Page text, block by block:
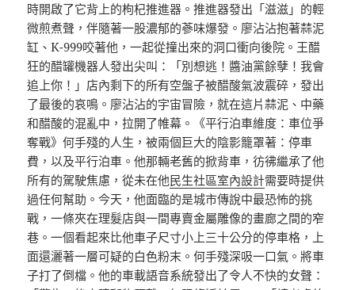
時開啟了它背上的枸杞推進器。推進器發出「滋滋」的輕
微煎煮聲，伴隨著一股濃郁的蔘味爆發。廖沾沾抱著蒜泥
缸、K-999咬著他，一起從撞出來的洞口衝向後院。王醋
狂的醋罐機器人發出尖叫：「別想逃！醬油黨餘孽！我會
追上你！」店內剩下的所有空盤子被醋酸氣波震碎，發出
了最後的哀鳴。廖沾沾的宇宙冒險，就在這片蒜泥、中藥
和醋酸的混亂中，拉開了帷幕。《平行泊車維度：車位爭
奪戰》何手殘的人生，被兩個巨大的陰影籠罩著：停車
費，以及平行泊車。他那輛老舊的掀背車，彷彿繼承了他
所有的駕駛焦慮，從未在他民生社區室內設計需要時提供
過任何幫助。今天，他面臨的是城市傳說中最恐怖的挑
戰，一條夾在理髮店與一間專賣金屬雕像的畫廊之間的窄
巷。一個看起來比他車子尺寸小上三十公分的停車格，上
面還灑著一層可疑的白色粉末。何手殘深吸一口氣。將車
子打了倒檔。他的車載語音系統發出了令人不快的女聲：